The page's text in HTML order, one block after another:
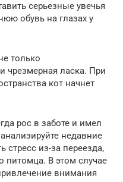
серьезные увечья
обувь на глазах у
только
чрезмерная ласка. При
кот начнет
рос в заботе и имел
недавние
из-за переезда,
питомца. В этом случае
внимания